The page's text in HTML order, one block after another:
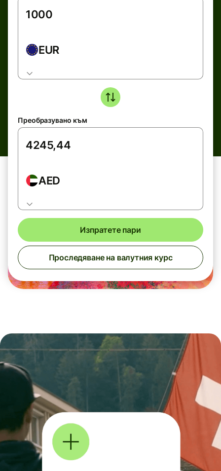
EUR
Преобразувано към
AED
Изпратете пари
Проследяване на валутния курс